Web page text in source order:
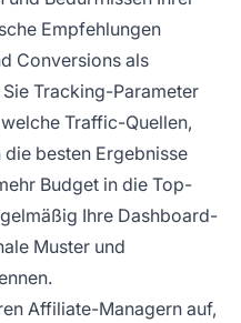
Empfehlungen
Conversions als
Tracking-Parameter
Traffic-Quellen,
besten Ergebnisse
Budget in die Top-
Ihre Dashboard-
Muster und
Affiliate-Managern auf,